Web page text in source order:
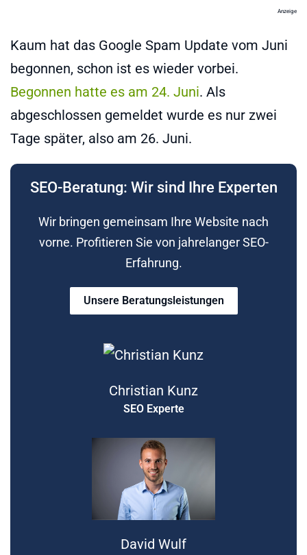
Anzeige
Kaum hat das Google Spam Update vom Juni
begonnen, schon ist es wieder vorbei.
Begonnen hatte es am 24. Juni. Als
abgeschlossen gemeldet wurde es nur zwei
Tage später, also am 26. Juni.
SEO-Beratung: Wir sind Ihre Experten
Wir bringen gemeinsam Ihre Website nach
vorne. Profitieren Sie von jahrelanger SEO-
Erfahrung.
Unsere Beratungsleistungen
Christian Kunz
SEO Experte
David Wulf